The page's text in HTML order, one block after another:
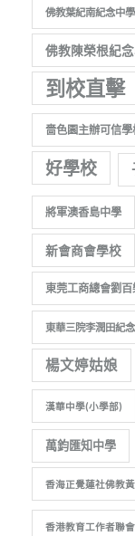
佛教葉紀南紀念中學
佛教陳榮根紀
到校直擊
嗇色園主辦可信學
好學校
將軍澳香島中學
新會商會學校
東莞工商總會劉百
東華三院李潤田紀
楊文婷姑娘
漢華中學(小學部)
萬鈞匯知中學
香海正覺蓮社佛教
香港教育工作者聯